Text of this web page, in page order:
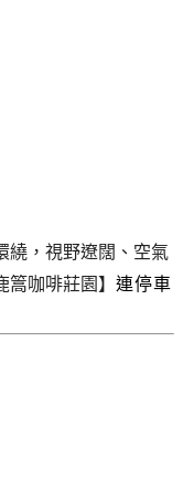
繞，視野遼闊、空氣
篙咖啡莊園】 連停車